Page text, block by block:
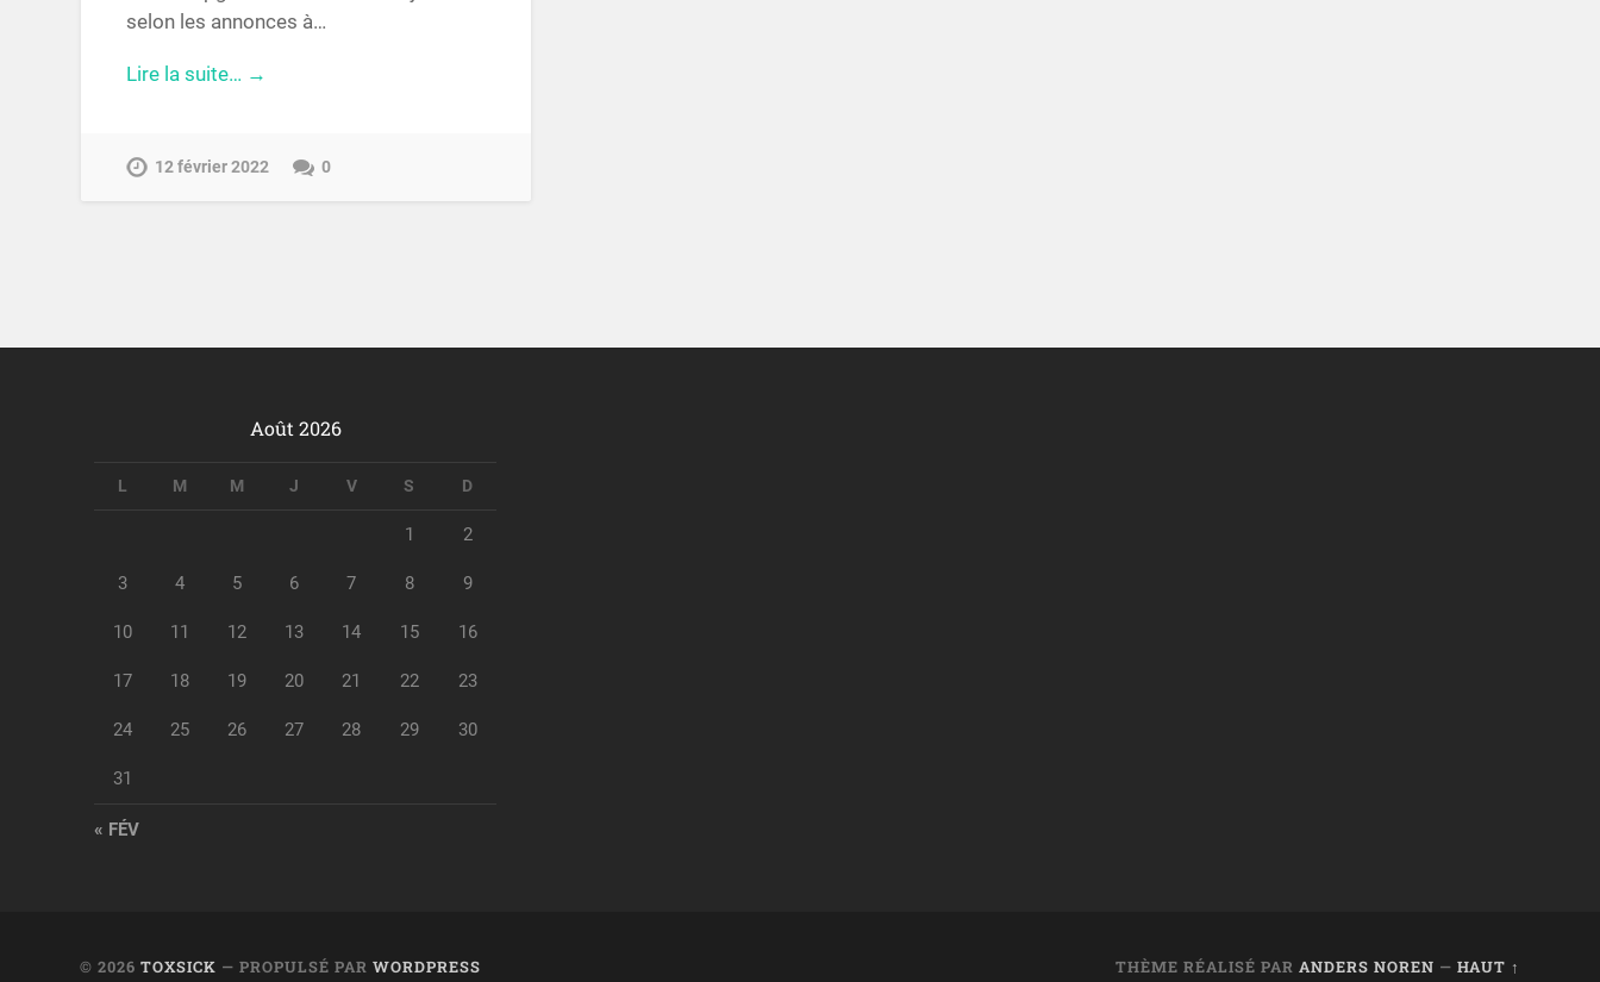
selon les annonces à…
Lire la suite… →
12 février 2022 0
Août 2026
L M M J V S D
1 2
3 4 5 6 7 8 9
10 11 12 13 14 15 16
17 18 19 20 21 22 23
24 25 26 27 28 29 30
31
« FÉV
© 2026TOXSICK — PROPULSÉ PARWORDPRESS THÈME RÉALISÉ PAR ANDERS NOREN — HAUT ↑